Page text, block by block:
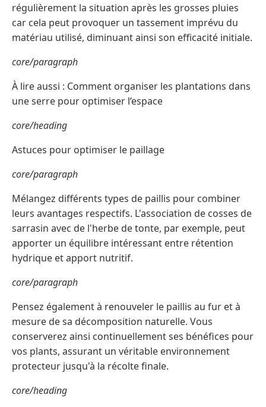
régulièrement la situation après les grosses pluies
car cela peut provoquer un tassement imprévu du
matériau utilisé, diminuant ainsi son efficacité initiale.
core/paragraph
À lire aussi : Comment organiser les plantations dans
une serre pour optimiser l’espace
core/heading
Astuces pour optimiser le paillage
core/paragraph
Mélangez différents types de paillis pour combiner
leurs avantages respectifs. L'association de cosses de
sarrasin avec de l'herbe de tonte, par exemple, peut
apporter un équilibre intéressant entre rétention
hydrique et apport nutritif.
core/paragraph
Pensez également à renouveler le paillis au fur et à
mesure de sa décomposition naturelle. Vous
conserverez ainsi continuellement ses bénéfices pour
vos plants, assurant un véritable environnement
protecteur jusqu'à la récolte finale.
core/heading